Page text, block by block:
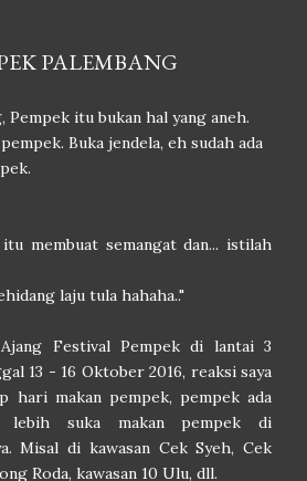
PALEMBANG
Pempek itu bukan hal yang aneh.
Buka jendela, eh sudah ada
membuat semangat dan... istilah
laju tula hahaha.."
Festival Pempek di lantai 3
13 - 16 Oktober 2016, reaksi saya
hari makan pempek, pempek ada
lebih suka makan pempek di
Misal di kawasan Cek Syeh, Cek
Roda, kawasan 10 Ulu, dll.